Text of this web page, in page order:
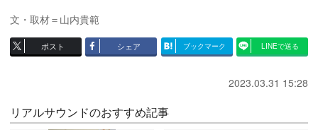
文・取材＝山内貴範
ポスト シェア ブックマーク LINEで送る
2023.03.31 15:28
リアルサウンドのおすすめ記事